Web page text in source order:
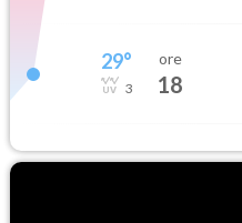
29°
3
ore
18